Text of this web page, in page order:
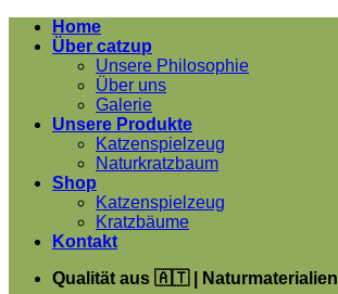
Zum
Inhalt
Home
Über catzup
Unsere Philosophie
Über uns
Galerie
Unsere Produkte
Katzenspielzeug
Naturkratzbaum
Shop
Katzenspielzeug
Kratzbäume
Kontakt
Qualität aus 🇦🇹 | Naturmaterialien